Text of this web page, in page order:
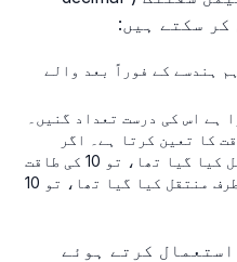
ہندسے کے فوراً بعد والے
ہے اس کی درست تعداد گنیں۔
شکل میں 10 کی طاقت کا تعین کرتا ہے۔ اگر
اعشاریہ کو دائیں طرف منتقل کیا گیا تھا، تو 10 کی طاقت
منفی ہوگی۔ اگر اسے بائیں طرف منتقل کیا گیا تھا، تو 10
کرتے ہوئے